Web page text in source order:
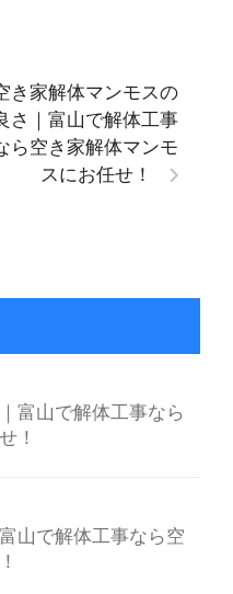
き家解体マンモスの
さ｜富山で解体工事
ら空き家解体マンモ
スにお任せ！
富山で解体工事なら
！
山で解体工事なら空